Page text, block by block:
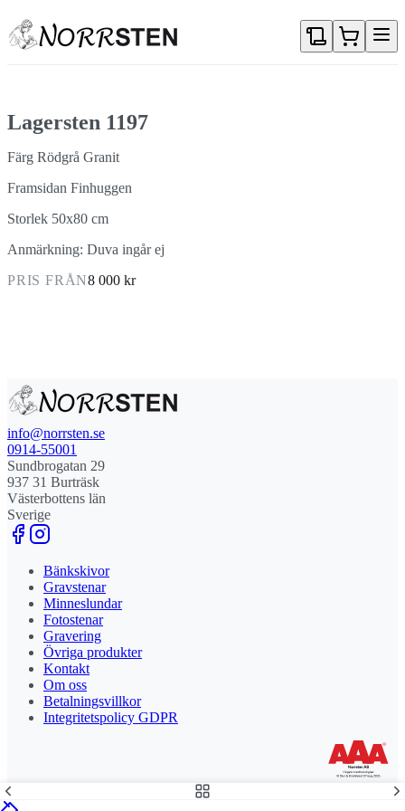
Lagersten 1197
Färg Rödgrå Granit
Framsidan Finhuggen
Storlek 50x80 cm
Anmärkning: Duva ingår ej
PRIS FRÅN8 000 kr
info@norrsten.se
0914-55001
Sundbrogatan 29
937 31 Burträsk
Västerbottens län
Sverige
Bänkskivor
Gravstenar
Minneslundar
Fotostenar
Gravering
Övriga produkter
Kontakt
Om oss
Betalningsvillkor
Integritetspolicy GDPR
Stolt leverantör och delägare till Steny AB